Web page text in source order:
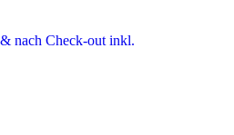
nach Check-out inkl.